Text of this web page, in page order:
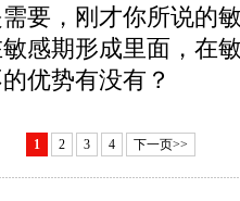
要，刚才你所说的
感期形成里面，在
优势有没有？
1 2 3 4 下一页>>